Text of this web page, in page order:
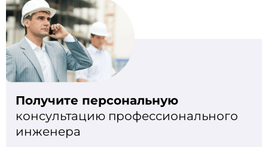
Получите персональную
консультацию профессионального
инженера